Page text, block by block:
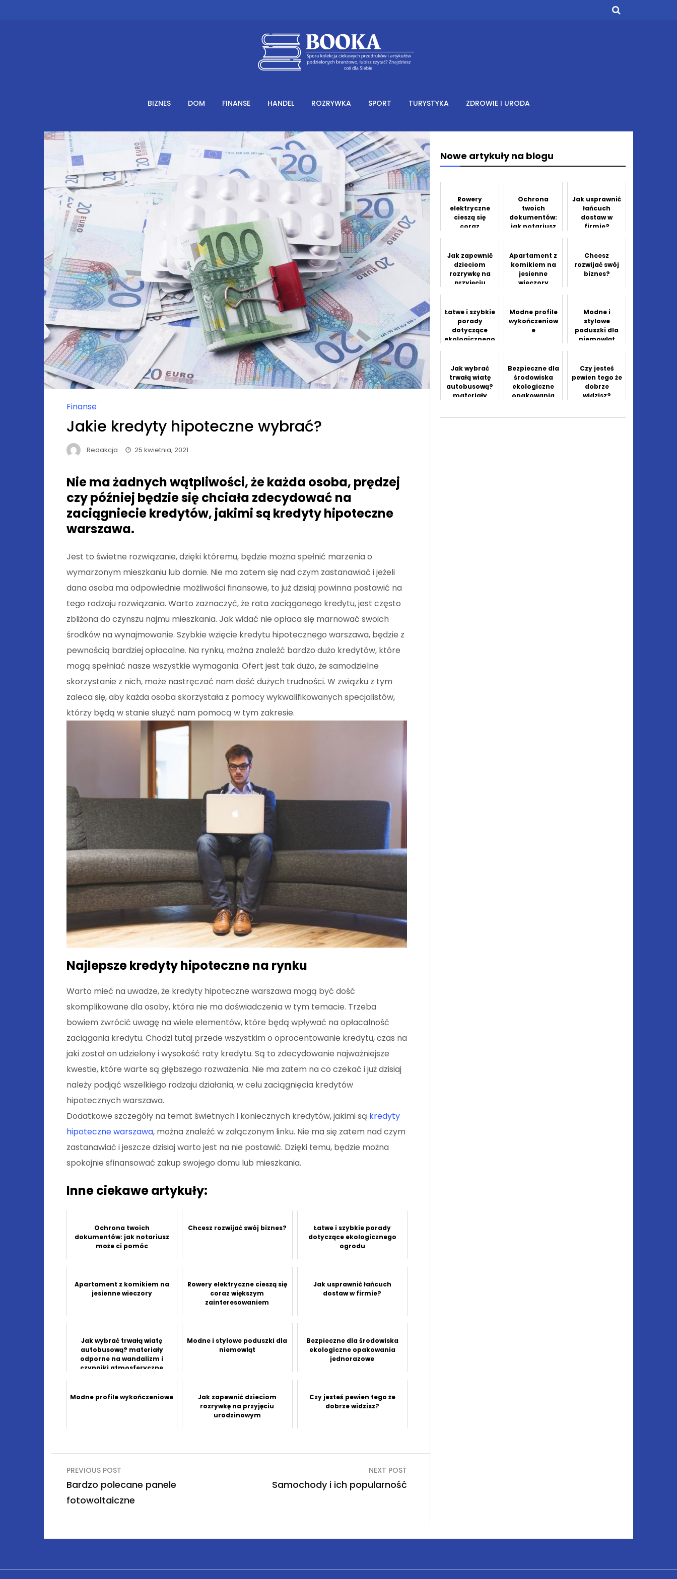
BIZNES DOM FINANSE HANDEL ROZRYWKA SPORT TURYSTYKA ZDROWIE I URODA
Finanse
Jakie kredyty hipoteczne wybrać?
Redakcja 25 kwietnia, 2021
Nie ma żadnych wątpliwości, że każda osoba, prędzej
czy później będzie się chciała zdecydować na
zaciągniecie kredytów, jakimi są kredyty hipoteczne
warszawa.
Jest to świetne rozwiązanie, dzięki któremu, będzie można spełnić marzenia o
wymarzonym mieszkaniu lub domie. Nie ma zatem się nad czym zastanawiać i jeżeli
dana osoba ma odpowiednie możliwości finansowe, to już dzisiaj powinna postawić na
tego rodzaju rozwiązania. Warto zaznaczyć, że rata zaciąganego kredytu, jest często
zbliżona do czynszu najmu mieszkania. Jak widać nie opłaca się marnować swoich
środków na wynajmowanie. Szybkie wzięcie kredytu hipotecznego warszawa, będzie z
pewnością bardziej opłacalne. Na rynku, można znaleźć bardzo dużo kredytów, które
mogą spełniać nasze wszystkie wymagania. Ofert jest tak dużo, że samodzielne
skorzystanie z nich, może nastręczać nam dość dużych trudności. W związku z tym
zaleca się, aby każda osoba skorzystała z pomocy wykwalifikowanych specjalistów,
którzy będą w stanie służyć nam pomocą w tym zakresie.
Najlepsze kredyty hipoteczne na rynku
Warto mieć na uwadze, że kredyty hipoteczne warszawa mogą być dość
skomplikowane dla osoby, która nie ma doświadczenia w tym temacie. Trzeba
bowiem zwrócić uwagę na wiele elementów, które będą wpływać na opłacalność
zaciągania kredytu. Chodzi tutaj przede wszystkim o oprocentowanie kredytu, czas na
jaki został on udzielony i wysokość raty kredytu. Są to zdecydowanie najważniejsze
kwestie, które warte są głębszego rozważenia. Nie ma zatem na co czekać i już dzisiaj
należy podjąć wszelkiego rodzaju działania, w celu zaciągnięcia kredytów
hipotecznych warszawa.
Dodatkowe szczegóły na temat świetnych i koniecznych kredytów, jakimi są kredyty
hipoteczne warszawa, można znaleźć w załączonym linku. Nie ma się zatem nad czym
zastanawiać i jeszcze dzisiaj warto jest na nie postawić. Dzięki temu, będzie można
spokojnie sfinansować zakup swojego domu lub mieszkania.
Inne ciekawe artykuły:
Ochrona twoich
dokumentów: jak notariusz
może ci pomóc
Chcesz rozwijać swój biznes?
Łatwe i szybkie porady
dotyczące ekologicznego
ogrodu
Apartament z komikiem na
jesienne wieczory
Rowery elektryczne cieszą się
coraz większym
zainteresowaniem
Jak usprawnić łańcuch
dostaw w firmie?
Jak wybrać trwałą wiatę
autobusową? materiały
odporne na wandalizm i
czynniki atmosferyczne
Modne i stylowe poduszki dla
niemowląt
Bezpieczne dla środowiska
ekologiczne opakowania
jednorazowe
Modne profile wykończeniowe
Jak zapewnić dzieciom
rozrywkę na przyjęciu
urodzinowym
Czy jesteś pewien tego że
dobrze widzisz?
Nawigacja
wpisu
PREVIOUS POST
Bardzo polecane panele
fotowoltaiczne
NEXT POST
Samochody i ich popularność
Nowe artykuły na blogu
Rowery
elektryczne
cieszą się
coraz
iem
Ochrona
twoich
dokumentów:
jak notariusz
Jak usprawnić
łańcuch
dostaw w
firmie?
Jak zapewnić
dzieciom
rozrywkę na
przyjęciu
Apartament z
komikiem na
jesienne
wieczory
Chcesz
rozwijać swój
biznes?
Łatwe i szybkie
porady
dotyczące
ekologicznego
Modne profile
wykończeniow
e
Modne i
stylowe
poduszki dla
niemowląt
Jak wybrać
trwałą wiatę
autobusową?
materiały
Bezpieczne dla
środowiska
ekologiczne
opakowania
Czy jesteś
pewien tego że
dobrze
widzisz?